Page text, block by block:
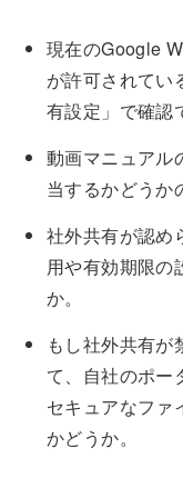
現在のGoogle
が許可されてい
有設定」で確認
動画マニュアル
当するかどうか
社外共有が認め
用や有効期限の
か。
もし社外共有が
て、自社のポー
セキュアなファ
かどうか。